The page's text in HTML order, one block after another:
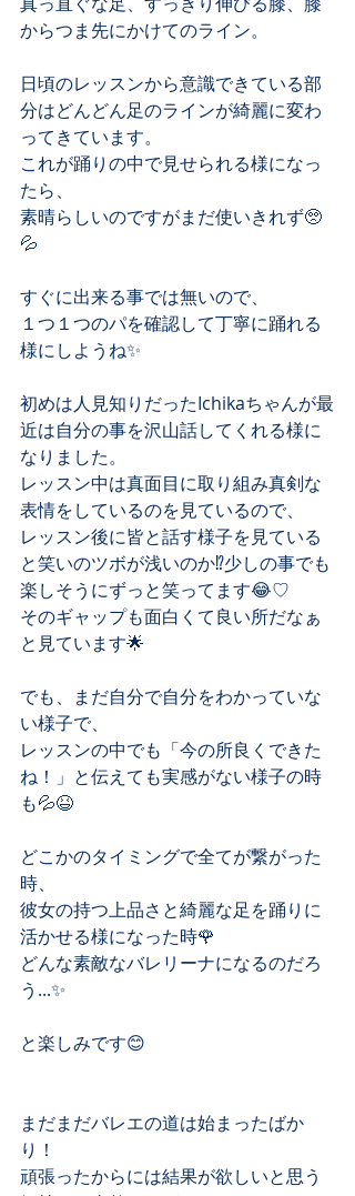
からつま先にかけてのライン。
日頃のレッスンから意識できている部
分はどんどん足のラインが綺麗に変わ
ってきています。
これが踊りの中で見せられる様になっ
たら、
素晴らしいのですがまだ使いきれず🥺
💦
すぐに出来る事では無いので、
１つ１つのパを確認して丁寧に踊れる
様にしようね✨
初めは人見知りだったIchikaちゃんが最
近は自分の事を沢山話してくれる様に
なりました。
レッスン中は真面目に取り組み真剣な
表情をしているのを見ているので、
レッスン後に皆と話す様子を見ている
と笑いのツボが浅いのか⁉︎少しの事でも
楽しそうにずっと笑ってます😂♡
そのギャップも面白くて良い所だなぁ
と見ています🌟
でも、まだ自分で自分をわかっていな
い様子で、
レッスンの中でも「今の所良くできた
ね！」と伝えても実感がない様子の時
も💦😆
どこかのタイミングで全てが繋がった
時、
彼女の持つ上品さと綺麗な足を踊りに
活かせる様になった時🌹
どんな素敵なバレリーナになるのだろ
う...✨
と楽しみです😊
まだまだバレエの道は始まったばか
り！
頑張ったからには結果が欲しいと思う